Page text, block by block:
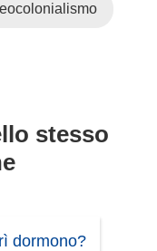
stesso
dormono?